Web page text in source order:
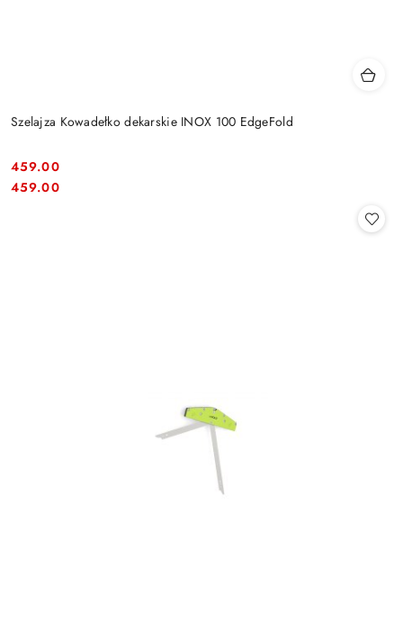
Szelajza Kowadełko dekarskie INOX 100 EdgeFold
Cena:
459.00
Cena:
459.00